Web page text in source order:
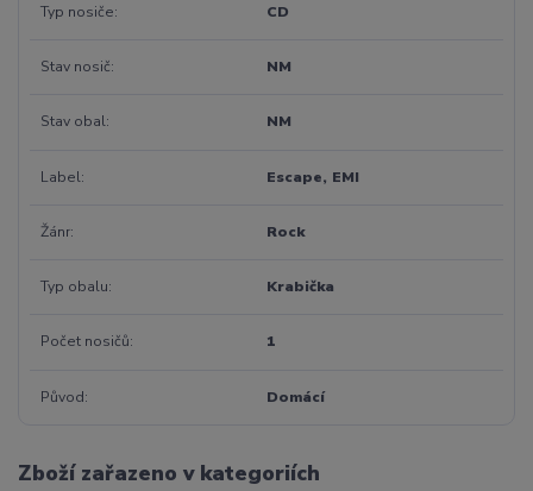
Typ nosiče CD
Stav nosič NM
Stav obal NM
Label Escape, EMI
Žánr Rock
Typ obalu Krabička
Počet nosičů 1
Původ Domácí
Zboží zařazeno v kategoriích